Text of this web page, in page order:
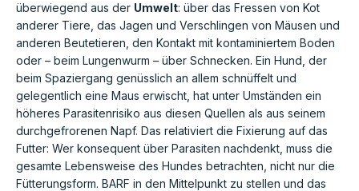
überwiegend aus der Umwelt: über das Fressen von Kot
anderer Tiere, das Jagen und Verschlingen von Mäusen und
anderen Beutetieren, den Kontakt mit kontaminiertem Boden
oder – beim Lungenwurm – über Schnecken. Ein Hund, der
beim Spaziergang genüsslich an allem schnüffelt und
gelegentlich eine Maus erwischt, hat unter Umständen ein
höheres Parasitenrisiko aus diesen Quellen als aus seinem
durchgefrorenen Napf. Das relativiert die Fixierung auf das
Futter: Wer konsequent über Parasiten nachdenkt, muss die
gesamte Lebensweise des Hundes betrachten, nicht nur die
Fütterungsform. BARF in den Mittelpunkt zu stellen und das